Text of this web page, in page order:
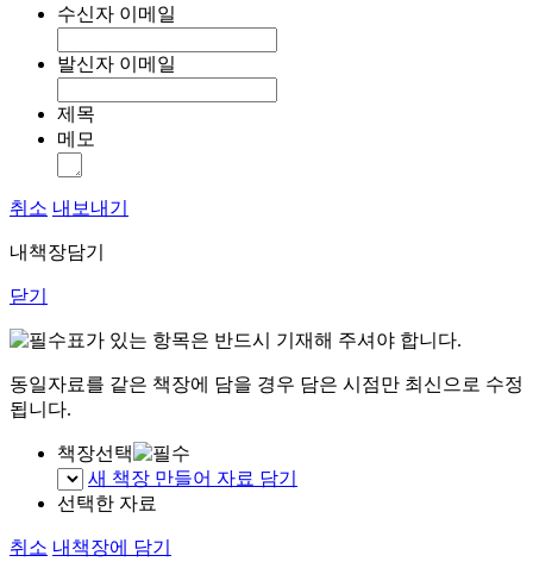
수신자 이메일
발신자 이메일
제목
메모
취소 내보내기
내책장담기
닫기
표가 있는 항목은 반드시 기재해 주셔야 합니다.
동일자료를 같은 책장에 담을 경우 담은 시점만 최신으로 수정
됩니다.
책장선택
새 책장 만들어 자료 담기
선택한 자료
취소 내책장에 담기